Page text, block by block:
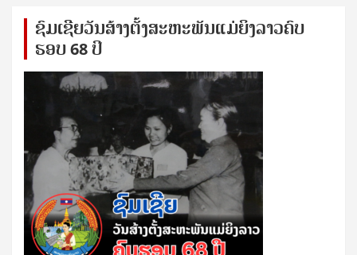
ຊົ​ມ​ເຊີຍ​ວັນ​ສ້າງ​ຕັ້ງ​ສະ​ຫະ​ພັນ​ແມ່​ຍິງ​​ລາວຄົບ​
ຮອບ 68 ປິ